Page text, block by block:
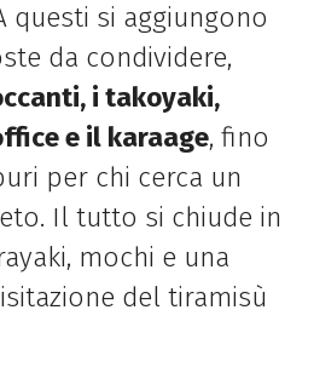
questi si aggiungono
da condividere,
i takoyaki,
e il karaage, fino
per chi cerca un
Il tutto si chiude in
mochi e una
del tiramisù